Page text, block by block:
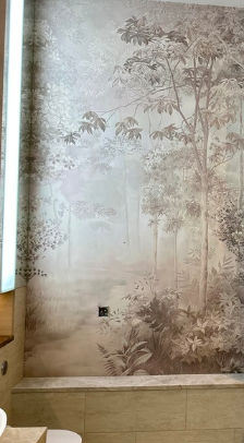
limpiarse
Método de
aplicación
Hasta
juntas.
Más de
Materiales disponibles
Estándar
816.67 490.00/m²
Premium
1100.00$660.00/m²